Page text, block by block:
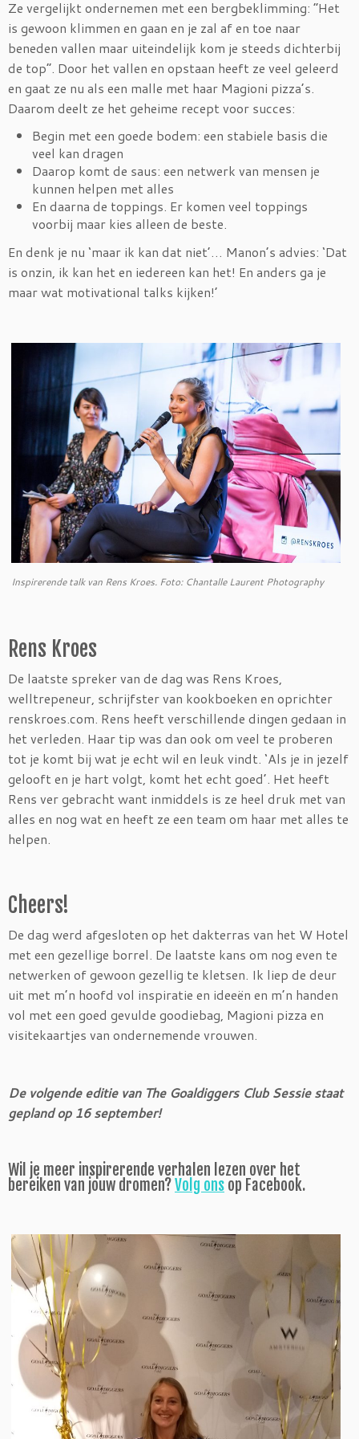
Ze vergelijkt ondernemen met een bergbeklimming: “Het
is gewoon klimmen en gaan en je zal af en toe naar
beneden vallen maar uiteindelijk kom je steeds dichterbij
de top”. Door het vallen en opstaan heeft ze veel geleerd
en gaat ze nu als een malle met haar Magioni pizza’s.
Daarom deelt ze het geheime recept voor succes:
Begin met een goede bodem: een stabiele basis die
veel kan dragen
Daarop komt de saus: een netwerk van mensen je
kunnen helpen met alles
En daarna de toppings. Er komen veel toppings
voorbij maar kies alleen de beste.
En denk je nu ‘maar ik kan dat niet’… Manon’s advies: ‘Dat
is onzin, ik kan het en iedereen kan het! En anders ga je
maar wat motivational talks kijken!’
Inspirerende talk van Rens Kroes. Foto: Chantalle Laurent Photography
Rens Kroes
De laatste spreker van de dag was Rens Kroes,
welltrepeneur, schrijfster van kookboeken en oprichter
renskroes.com. Rens heeft verschillende dingen gedaan in
het verleden. Haar tip was dan ook om veel te proberen
tot je komt bij wat je echt wil en leuk vindt. ‘Als je in jezelf
gelooft en je hart volgt, komt het echt goed’. Het heeft
Rens ver gebracht want inmiddels is ze heel druk met van
alles en nog wat en heeft ze een team om haar met alles te
helpen.
Cheers!
De dag werd afgesloten op het dakterras van het W Hotel
met een gezellige borrel. De laatste kans om nog even te
netwerken of gewoon gezellig te kletsen. Ik liep de deur
uit met m’n hoofd vol inspiratie en ideeën en m’n handen
vol met een goed gevulde goodiebag, Magioni pizza en
visitekaartjes van ondernemende vrouwen.
De volgende editie van The Goaldiggers Club Sessie staat
gepland op 16 september!
Wil je meer inspirerende verhalen lezen over het
bereiken van jouw dromen?Volg ons op Facebook.